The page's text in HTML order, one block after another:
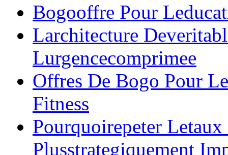
Bogooffre Pour
Larchitecture
Lurgencecomprimee
Offres De Bogo Pour
Fitness
Pourquoirepeter
Plusstrategiquement